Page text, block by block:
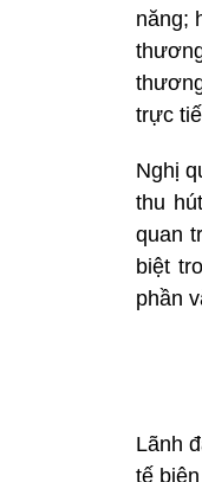
năng;
trực
Nghị
thu
quan
biệt
phần
Lãnh
tế